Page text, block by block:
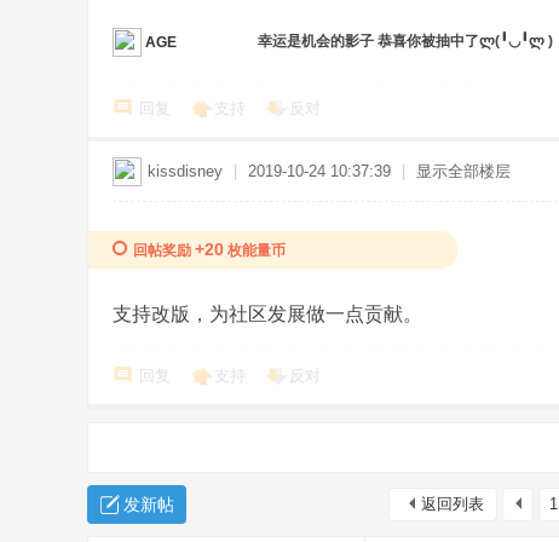
AGE 幸运是机会的影子 恭喜你被抽中了ლ(╹◡╹ლ )
回复 支持 反对
kissdisney 2019-10-24 10:37:39 显示全部楼层
回帖奖励 +20 枚能量币
支持改版，为社区发展做一点贡献。
回复 支持 反对
1
返回列表
发新帖